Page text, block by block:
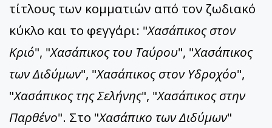
τίτλους των κομματιών από τον ζωδιακό
κύκλο και το φεγγάρι: "Χασάπικος στον
Κριό", "Χασάπικος του Ταύρου", "Χασάπικος
των Διδύμων", "Χασάπικος στον Υδροχόο",
"Χασάπικος της Σελήνης", "Χασάπικος στην
Παρθένο". Στο "Χασάπικο των Διδύμων"